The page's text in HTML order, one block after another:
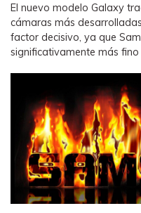
PC.
Apps
El nuevo modelo Galaxy
cámaras más
factor decisivo, ya que
significativamente más fino